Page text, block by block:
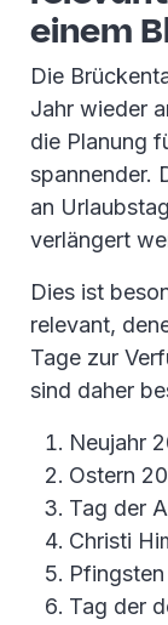
einem
Die
Jahr wieder
die Planung
spannender.
an
verlängert
Dies ist
relevant,
Tage zur
sind daher
Neujahr
Ostern
Tag der
Christi
Tag der